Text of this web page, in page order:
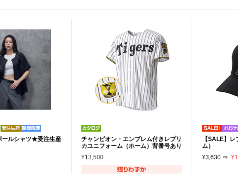
ールシャツ★受注生産
チャンピオン・エンブレム付きレプリ
カユニフォーム（ホーム）背番号あり
¥13,500
【SALE】
ム）
¥3,630 ⇒